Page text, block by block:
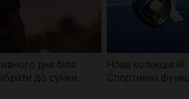
дня біля
до сумки
Нова колекція
Спортивна